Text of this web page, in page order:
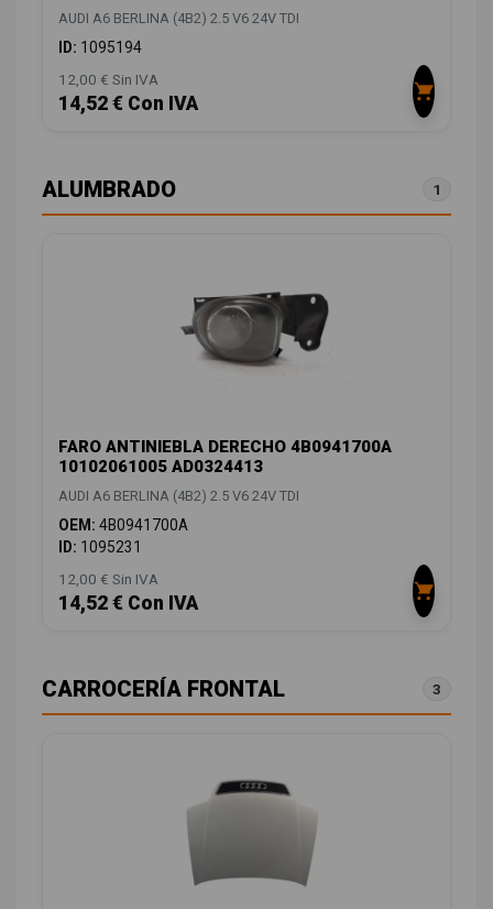
AUDI A6 BERLINA (4B2) 2.5 V6 24V TDI
ID: 1095194
12,00 € Sin IVA
14,52 € Con IVA
ALUMBRADO 1
FARO ANTINIEBLA DERECHO 4B0941700A
10102061005 AD0324413
AUDI A6 BERLINA (4B2) 2.5 V6 24V TDI
OEM: 4B0941700A
ID: 1095231
12,00 € Sin IVA
14,52 € Con IVA
CARROCERÍA FRONTAL 3